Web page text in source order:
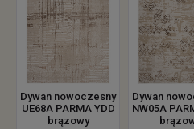
Dywan nowoczesny
UE68A PARMA YDD
brązowy
Dywan
NW05A